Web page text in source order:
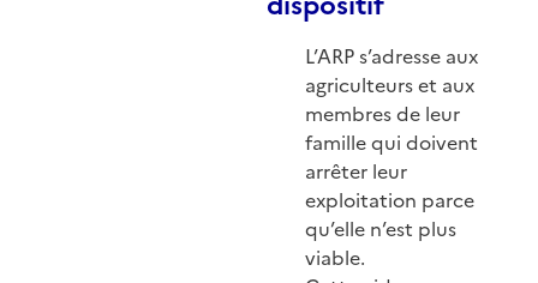
L’ARP s’adresse aux
agriculteurs et aux
membres de leur
famille qui doivent
arrêter leur
exploitation parce
qu’elle n’est plus
viable.